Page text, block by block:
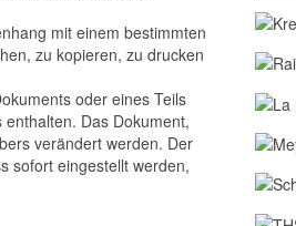
mit einem bestimmten
zu kopieren, zu drucken
oder eines Teils
Das Dokument,
verändert werden. Der
sofort eingestellt werden,